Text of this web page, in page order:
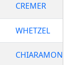
CREMER
WHETZEL